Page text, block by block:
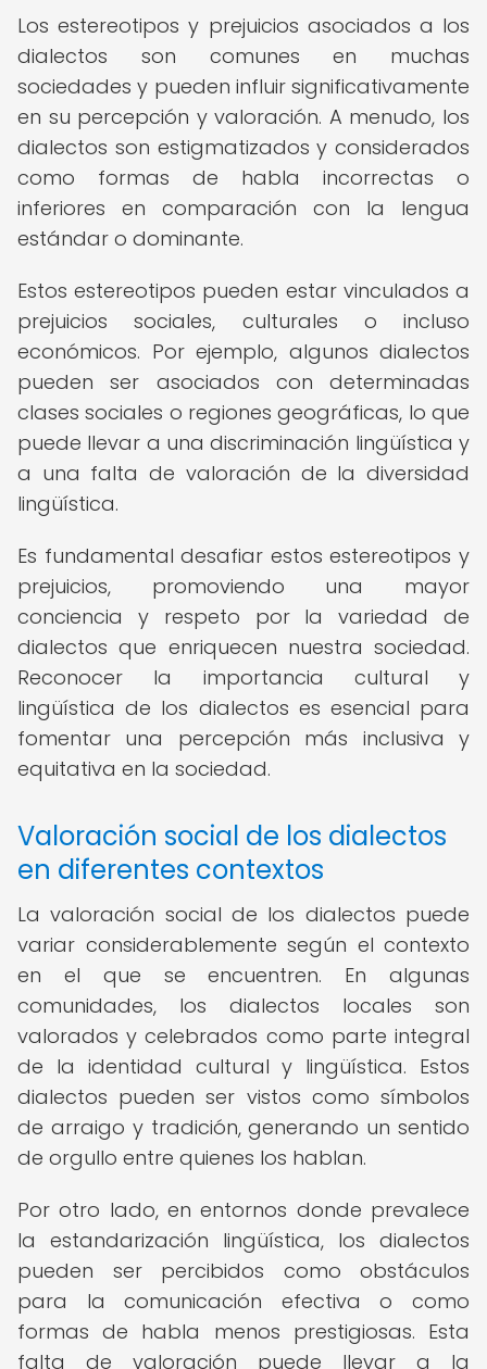
Los estereotipos y prejuicios asociados a los
dialectos son comunes en muchas
sociedades y pueden influir significativamente
en su percepción y valoración. A menudo, los
dialectos son estigmatizados y considerados
como formas de habla incorrectas o
inferiores en comparación con la lengua
estándar o dominante.
Estos estereotipos pueden estar vinculados a
prejuicios sociales, culturales o incluso
económicos. Por ejemplo, algunos dialectos
pueden ser asociados con determinadas
clases sociales o regiones geográficas, lo que
puede llevar a una discriminación lingüística y
a una falta de valoración de la diversidad
lingüística.
Es fundamental desafiar estos estereotipos y
prejuicios, promoviendo una mayor
conciencia y respeto por la variedad de
dialectos que enriquecen nuestra sociedad.
Reconocer la importancia cultural y
lingüística de los dialectos es esencial para
fomentar una percepción más inclusiva y
equitativa en la sociedad.
Valoración social de los dialectos
en diferentes contextos
La valoración social de los dialectos puede
variar considerablemente según el contexto
en el que se encuentren. En algunas
comunidades, los dialectos locales son
valorados y celebrados como parte integral
de la identidad cultural y lingüística. Estos
dialectos pueden ser vistos como símbolos
de arraigo y tradición, generando un sentido
de orgullo entre quienes los hablan.
Por otro lado, en entornos donde prevalece
la estandarización lingüística, los dialectos
pueden ser percibidos como obstáculos
para la comunicación efectiva o como
formas de habla menos prestigiosas. Esta
falta de valoración puede llevar a la